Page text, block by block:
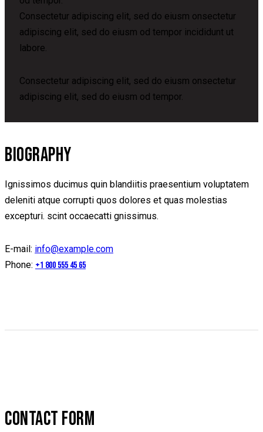
Consectetur adipiscing elit, sed do eiusm onsectetur
adipiscing elit, sed do eiusm od tempor incididunt ut
labore.
Consectetur adipiscing elit, sed do eiusm onsectetur
adipiscing elit, sed do eiusm od tempor.
BIOGRAPHY
Ignissimos ducimus quin blandiitis praesentium voluptatem
deleniti atque corrupti quos dolores et quas molestias
excepturi. scint occaecatti gnissimus.
E-mail: info@example.com
Phone: +1 800 555 45 65
CONTACT FORM